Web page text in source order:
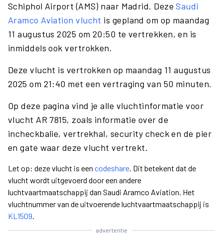
Schiphol Airport (AMS) naar Madrid. DezeSaudi
Aramco Aviation vlucht is gepland om op maandag
11 augustus 2025 om 20:50 te vertrekken, en is
inmiddels ook vertrokken.
Deze vlucht is vertrokken op maandag 11 augustus
2025 om 21:40 met een vertraging van 50 minuten.
Op deze pagina vind je alle vluchtinformatie voor
vlucht AR 7815, zoals informatie over de
incheckbalie, vertrekhal, security check en de pier
en gate waar deze vlucht vertrekt.
Let op: deze vlucht is een codeshare. Dit betekent dat de
vlucht wordt uitgevoerd door een andere
luchtvaartmaatschappij dan Saudi Aramco Aviation. Het
vluchtnummer van de uitvoerende luchtvaartmaatschappij is
KL1509.
advertentie